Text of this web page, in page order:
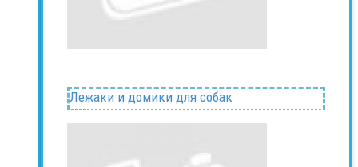
Лежаки и домики для собак